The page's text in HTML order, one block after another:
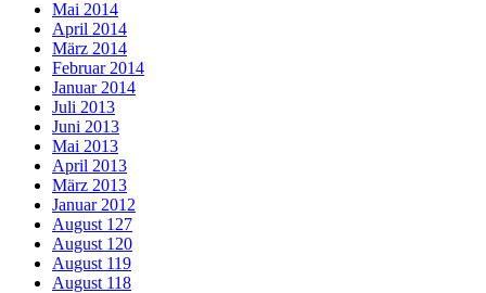
Mai 2014
April 2014
März 2014
Februar 2014
Januar 2014
Juli 2013
Juni 2013
Mai 2013
April 2013
März 2013
Januar 2012
August 127
August 120
August 119
August 118